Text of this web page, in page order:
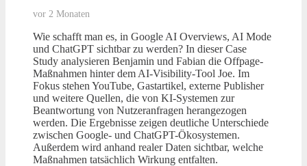
vor 2 Monaten
Wie schafft man es, in Google AI Overviews, AI Mode
und ChatGPT sichtbar zu werden? In dieser Case
Study analysieren Benjamin und Fabian die Offpage-
Maßnahmen hinter dem AI-Visibility-Tool Joe. Im
Fokus stehen YouTube, Gastartikel, externe Publisher
und weitere Quellen, die von KI-Systemen zur
Beantwortung von Nutzeranfragen herangezogen
werden. Die Ergebnisse zeigen deutliche Unterschiede
zwischen Google- und ChatGPT-Ökosystemen.
Außerdem wird anhand realer Daten sichtbar, welche
Maßnahmen tatsächlich Wirkung entfalten.